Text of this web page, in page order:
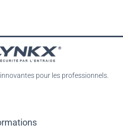
pour les professionnels.